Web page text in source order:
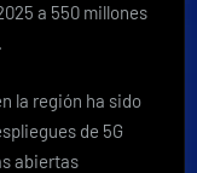
a 550 millones
la región ha sido
de 5G
abiertas